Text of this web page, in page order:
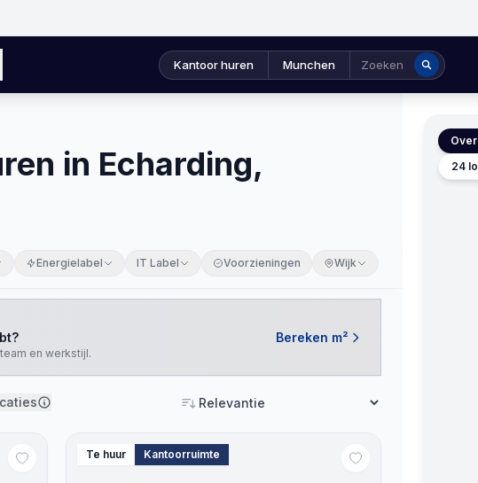
Kantoor huren Munchen Zoeken
in Echarding,
Energielabel IT Label Voorzieningen Wijk
en werkstijl.
Bereken m²
Sorteren
Te huur Kantoorruimte
24